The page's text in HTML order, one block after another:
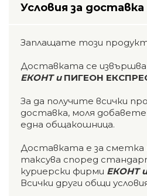
Условия за доставка
Заплащате този
Доставката се извършва
ЕКОНТ и ПИГЕОН
За да получите всички
доставка, моля
една общакошница.
Доставката е за сметка
таксува според
куриерски фирми ЕКОНТ
Всички други общи